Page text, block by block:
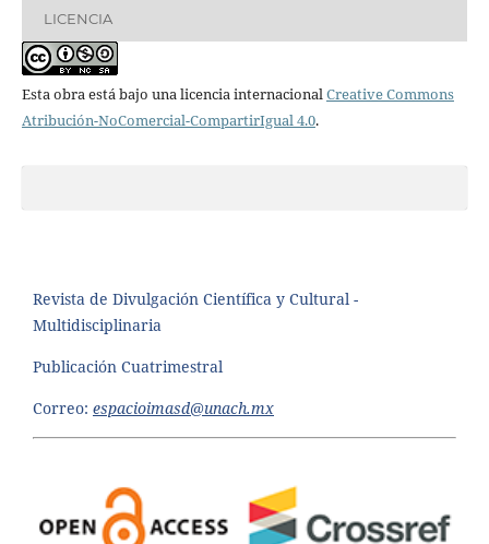
LICENCIA
Esta obra está bajo una licencia internacionalCreative Commons
Atribución-NoComercial-CompartirIgual 4.0.
Revista de Divulgación Científica y Cultural -
Multidisciplinaria
Publicación Cuatrimestral
Correo: espacioimasd@unach.mx